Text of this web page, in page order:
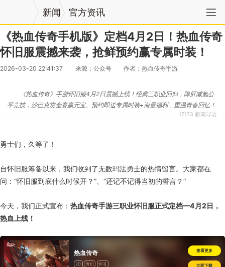
新闻 官方资讯
《热血传奇手机版》定档4月2日！热血传奇
怀旧服震撼来袭，抢鲜预约赢专属时装！
2026-03-20 22:41:37 来源：公众号 作者：热血传奇手游
17173 新闻导语
《热血传奇》手游怀旧服4月2日震撼上线！经典三职业回归，降肝减氪公
平竞技，沙巴克赏金赛赢元宝。预约即送专属时装+海量福利，重温青春回忆！
勇士们，久等了！
自怀旧服筹备以来，我们收到了无数玛法勇士的热情留言。大家都在
问：“怀旧服到底什么时候开？”、“还记不记得当初的誓言？”
今天，我们正式宣布： 热血传奇手游三职业怀旧服正式定档—4月2日，
热血上线！
热血传奇
2D 奇幻 怀旧
查看更多
立即下载